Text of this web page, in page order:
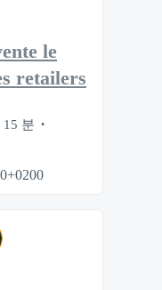
le
retailers
15 분